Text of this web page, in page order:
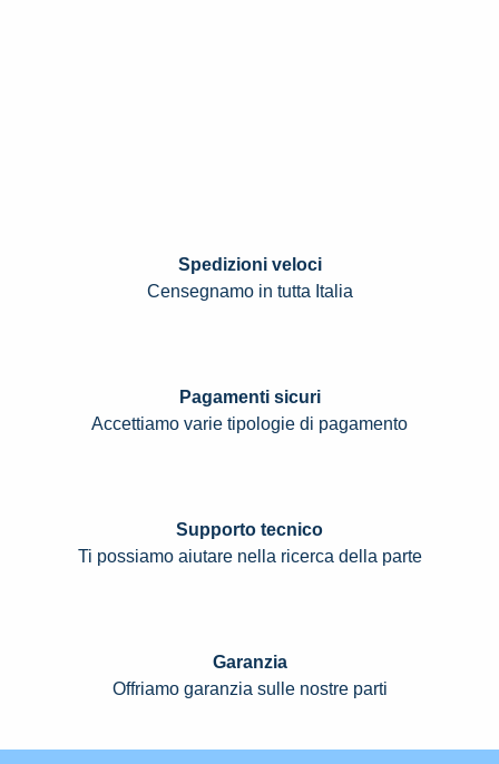
Spedizioni veloci
Censegnamo in tutta Italia
Pagamenti sicuri
Accettiamo varie tipologie di pagamento
Supporto tecnico
Ti possiamo aiutare nella ricerca della parte
Garanzia
Offriamo garanzia sulle nostre parti